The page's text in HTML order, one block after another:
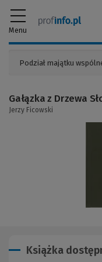
Menu
Gałązka z Drzewa
Jerzy Ficowski
Książka